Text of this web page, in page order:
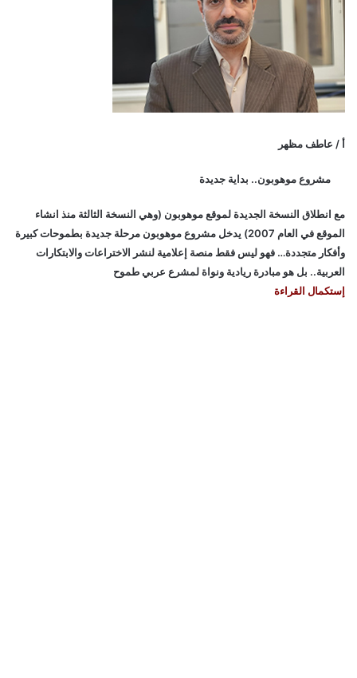
أ / عاطف مظهر
مشروع موهوبون.. بداية جديدة
مع انطلاق النسخة الجديدة لموقع موهوبون (وهي النسخة الثالثة منذ انشاء
الموقع في العام 2007) يدخل مشروع موهوبون مرحلة جديدة بطموحات كبيرة
وأفكار متجددة… فهو ليس فقط منصة إعلامية لنشر الاختراعات والابتكارات
العربية.. بل هو مبادرة ريادية ونواة لمشرع عربي طموح
إستكمال القراءة